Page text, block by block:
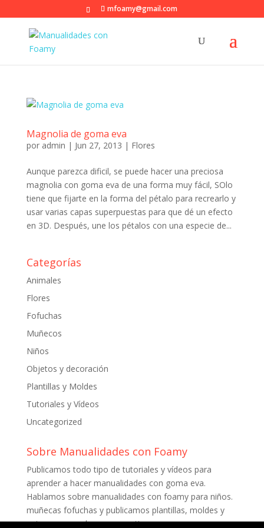
mfoamy@gmail.com
Magnolia de goma eva
por admin | Jun 27, 2013 | Flores
Aunque parezca dificil, se puede hacer una preciosa
magnolia con goma eva de una forma muy fácil, SOlo
tiene que fijarte en la forma del pétalo para recrearlo y
usar varias capas superpuestas para que dé un efecto
en 3D. Después, une los pétalos con una especie de...
Categorías
Animales
Flores
Fofuchas
Muñecos
Niños
Objetos y decoración
Plantillas y Moldes
Tutoriales y Vídeos
Uncategorized
Sobre Manualidades con Foamy
Publicamos todo tipo de tutoriales y vídeos para
aprender a hacer manualidades con goma eva.
Hablamos sobre manualidades con foamy para niños.
muñecas fofuchas y publicamos plantillas, moldes y
patrones para descargar gratis.